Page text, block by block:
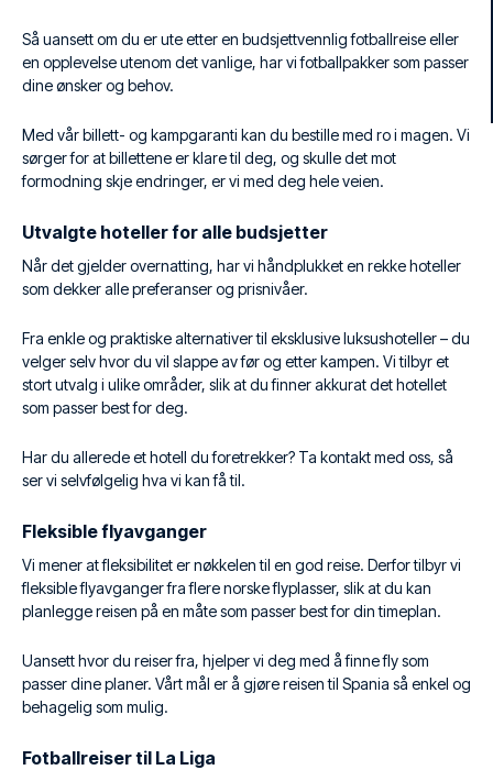
Så uansett om du er ute etter en budsjettvennlig fotballreise eller
en opplevelse utenom det vanlige, har vi fotballpakker som passer
dine ønsker og behov.
Med vår billett- og kampgaranti kan du bestille med ro i magen. Vi
sørger for at billettene er klare til deg, og skulle det mot
formodning skje endringer, er vi med deg hele veien.
Utvalgte hoteller for alle budsjetter
Når det gjelder overnatting, har vi håndplukket en rekke hoteller
som dekker alle preferanser og prisnivåer.
Fra enkle og praktiske alternativer til eksklusive luksushoteller – du
velger selv hvor du vil slappe av før og etter kampen. Vi tilbyr et
stort utvalg i ulike områder, slik at du finner akkurat det hotellet
som passer best for deg.
Har du allerede et hotell du foretrekker? Ta kontakt med oss, så
ser vi selvfølgelig hva vi kan få til.
Fleksible flyavganger
Vi mener at fleksibilitet er nøkkelen til en god reise. Derfor tilbyr vi
fleksible flyavganger fra flere norske flyplasser, slik at du kan
planlegge reisen på en måte som passer best for din timeplan.
Uansett hvor du reiser fra, hjelper vi deg med å finne fly som
passer dine planer. Vårt mål er å gjøre reisen til Spania så enkel og
behagelig som mulig.
Fotballreiser til La Liga